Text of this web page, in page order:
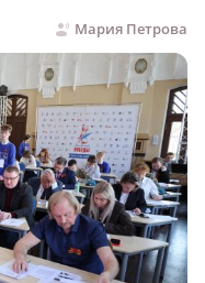
Мария Петрова